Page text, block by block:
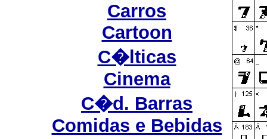
Carros
Cartoon
C�lticas
Cinema
C�d. Barras
Comidas e Bebidas